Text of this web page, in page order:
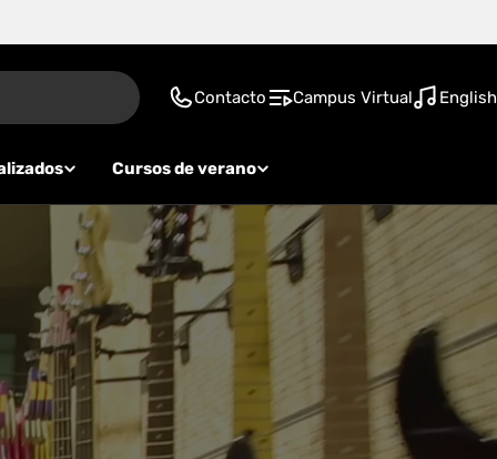
Contacto Campus Virtual English
Cursos de verano